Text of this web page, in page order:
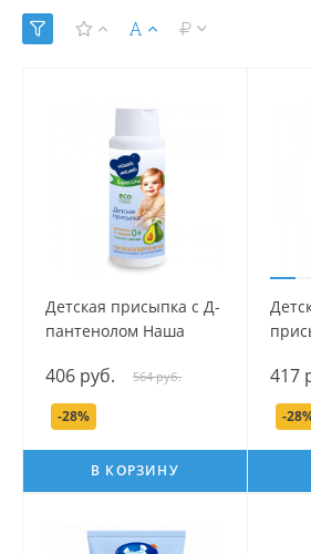
Детская присыпка с Д-
пантенолом Наша
Line, 100 гр.
406 руб. 564 руб.
-28%
В КОРЗИНУ
417
-